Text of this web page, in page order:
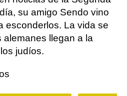
su amigo Sendo vino
esconderlos. La vida se
llegan a la
judíos.